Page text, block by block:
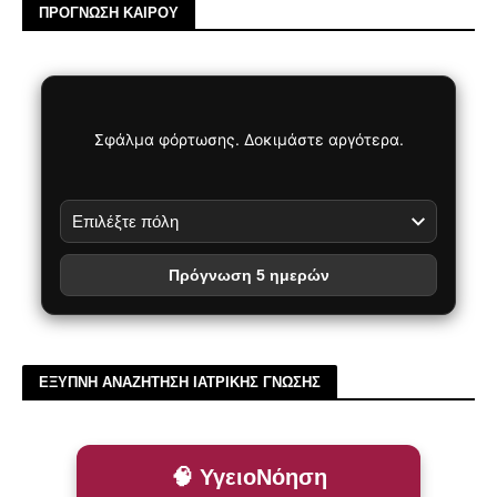
ΠΡΟΓΝΩΣΗ ΚΑΙΡΟΥ
Σφάλμα φόρτωσης. Δοκιμάστε αργότερα.
Πρόγνωση 5 ημερών
ΕΞΥΠΝΗ ΑΝΑΖΗΤΗΣΗ ΙΑΤΡΙΚΗΣ ΓΝΩΣΗΣ
🧠 ΥγειοΝόηση